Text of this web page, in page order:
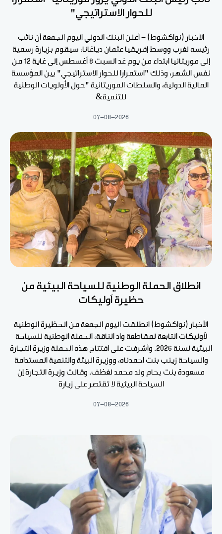
للحوار الاستراتيجي"
الأخبار (نواكشوط) - أعلن البنك الدولي اليوم الجمعة أن نائب
رئيسه لغرب ووسط إفريقيا عثمان دياغانا، سيقوم بزيارة رسمية
إلى موريتانيا ابتداء من يوم غد السبت 8 أغسطس إلى غاية 12 من
نفس الشهر، وذلك "استمرارا للحوار الاستراتيجي" بين المؤسسة
المالية الدولية، والسلطات الموريتانية "حول الأولويات الوطنية
للتنمية&
07-08-2026
انطلاق الحملة الوطنية للسياحة البيئية من
حظيرة آوليكات
الأخبار (نواكشوط) انطلقت اليوم الجمعة من الحظيرة الوطنية
لآوليكات التابعة لمقاطعة واد الناقة، الحملة الوطنية للسياحة
البيئية لسنة 2026. وأشرفت على افتتاح هذه الحملة وزيرة التجارة
والسياحة زينب بنت احمدناه، ووزيرة البيئة والتنمية المستدامة
مسعودة بنت بحام ولد محمد لغظف. وقالت وزيرة التجارة إن
السياحة البيئية لا تقتصر على زيارة
07-08-2026